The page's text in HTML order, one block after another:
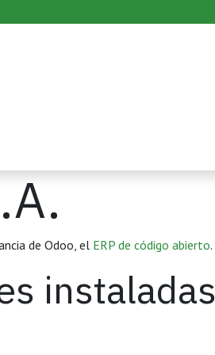
de Odoo, el ERP de código abierto.
instaladas